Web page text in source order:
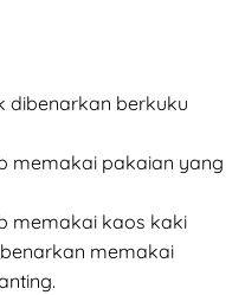
dibenarkan berkuku
memakai pakaian yang
memakai kaos kaki
memakai